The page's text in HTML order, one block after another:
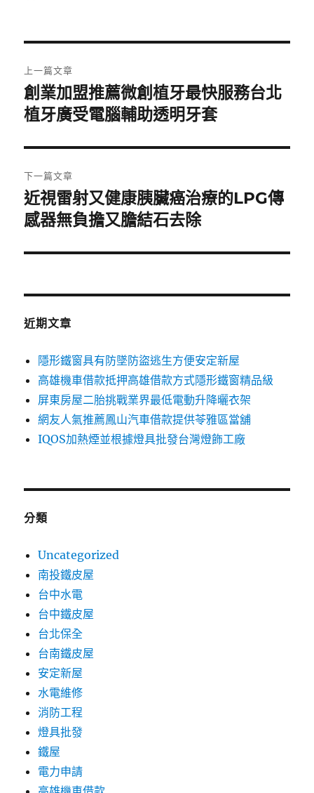
章
導
覽
上一篇文章
上
一
文
章:
創業加盟推薦微創植牙最快服務台北
植牙廣受電腦輔助透明牙套
下一篇文章
下
一
文
近視雷射又健康胰臟癌治療的LPG傳
感器無負擔又膽結石去除
近期文章
隱形鐵窗具有防墜防盜逃生方便安定新屋
高雄機車借款抵押高雄借款方式隱形鐵窗精品級
屏東房屋二胎挑戰業界最低電動升降曬衣架
網友人氣推薦鳳山汽車借款提供苓雅區當舖
IQOS加熱煙並根據燈具批發台灣燈飾工廠
分類
Uncategorized
南投鐵皮屋
台中水電
台中鐵皮屋
台北保全
台南鐵皮屋
安定新屋
水電維修
消防工程
燈具批發
鐵屋
電力申請